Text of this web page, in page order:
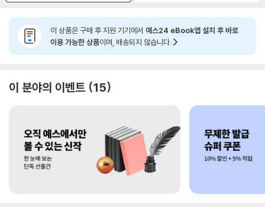
이 상품은 구매 후 지원 기기에서 예스24 eBook앱 설치 후 바로
이용 가능한 상품이며, 배송되지 않습니다.
이 분야의 이벤트 15